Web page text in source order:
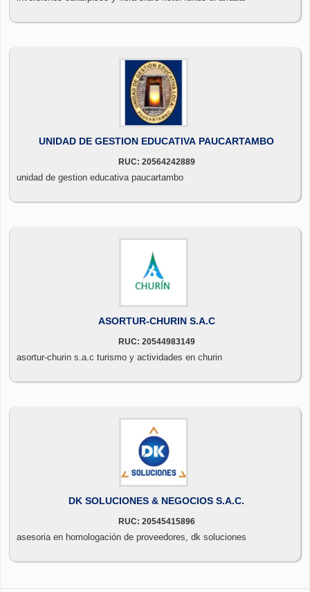
UNIDAD DE GESTION EDUCATIVA PAUCARTAMBO
RUC: 20564242889
unidad de gestion educativa paucartambo
ASORTUR-CHURIN S.A.C
RUC: 20544983149
asortur-churin s.a.c turismo y actividades en churin
DK SOLUCIONES & NEGOCIOS S.A.C.
RUC: 20545415896
asesoria en homologación de proveedores, dk soluciones